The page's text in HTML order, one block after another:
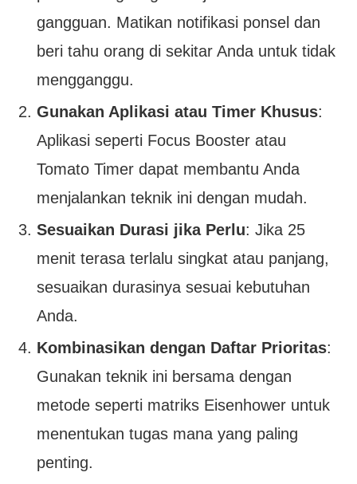
gangguan. Matikan notifikasi ponsel dan
beri tahu orang di sekitar Anda untuk tidak
mengganggu.
Gunakan Aplikasi atau Timer Khusus:
Aplikasi seperti Focus Booster atau
Tomato Timer dapat membantu Anda
menjalankan teknik ini dengan mudah.
Sesuaikan Durasi jika Perlu: Jika 25
menit terasa terlalu singkat atau panjang,
sesuaikan durasinya sesuai kebutuhan
Anda.
Kombinasikan dengan Daftar Prioritas:
Gunakan teknik ini bersama dengan
metode seperti matriks Eisenhower untuk
menentukan tugas mana yang paling
penting.